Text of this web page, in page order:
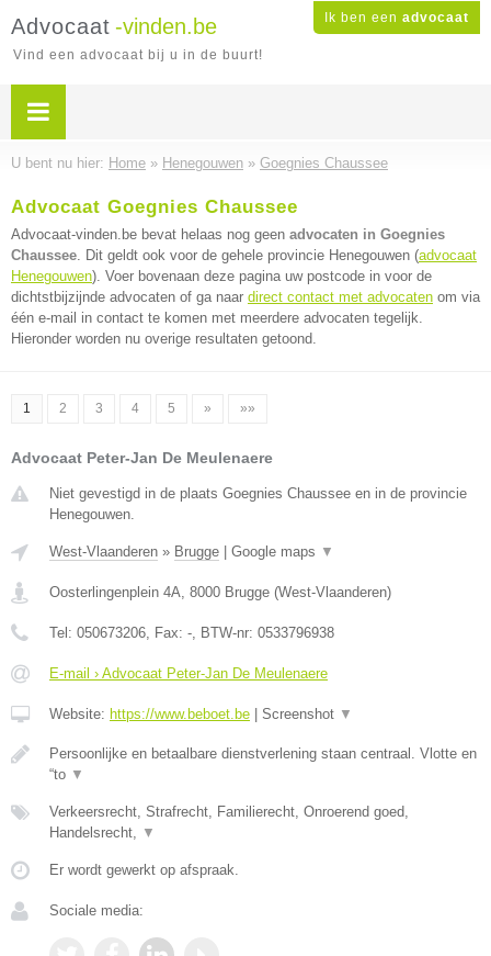
Ik ben een advocaat
Advocaat -vinden.be
Vind een advocaat bij u in de buurt!
U bent nu hier: Home » Henegouwen » Goegnies Chaussee
Advocaat Goegnies Chaussee
Advocaat-vinden.be bevat helaas nog geen advocaten in Goegnies
Chaussee. Dit geldt ook voor de gehele provincie Henegouwen (advocaat
Henegouwen). Voer bovenaan deze pagina uw postcode in voor de
dichtstbijzijnde advocaten of ga naar direct contact met advocaten om via
één e-mail in contact te komen met meerdere advocaten tegelijk.
Hieronder worden nu overige resultaten getoond.
1 2 3 4 5 » »»
Advocaat Peter-Jan De Meulenaere
Niet gevestigd in de plaats Goegnies Chaussee en in de provincie
Henegouwen.
West-Vlaanderen » Brugge Google maps ▼
Oosterlingenplein 4A, 8000 Brugge (West-Vlaanderen)
Tel: 050673206, Fax: -, BTW-nr: 0533796938
E-mail › Advocaat Peter-Jan De Meulenaere
Website: https://www.beboet.be Screenshot ▼
Persoonlijke en betaalbare dienstverlening staan centraal. Vlotte en
“to ▼
Verkeersrecht, Strafrecht, Familierecht, Onroerend goed,
Handelsrecht, ▼
Er wordt gewerkt op afspraak.
Sociale media: